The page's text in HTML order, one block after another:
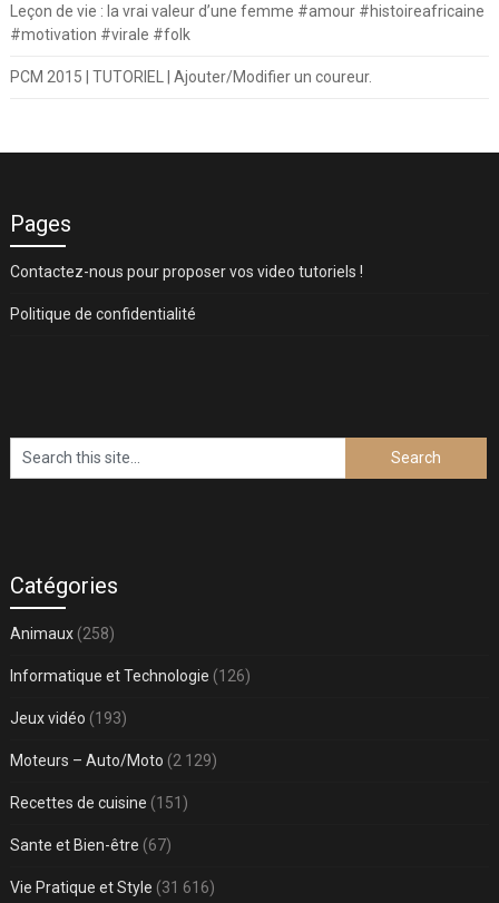
Leçon de vie : la vrai valeur d’une femme #amour #histoireafricaine
#motivation #virale #folk
PCM 2015 | TUTORIEL | Ajouter/Modifier un coureur.
Pages
Contactez-nous pour proposer vos video tutoriels !
Politique de confidentialité
Catégories
Animaux(258)
Informatique et Technologie (126)
Jeux vidéo (193)
Moteurs – Auto/Moto (2 129)
Recettes de cuisine (151)
Sante et Bien-être (67)
Vie Pratique et Style (31 616)